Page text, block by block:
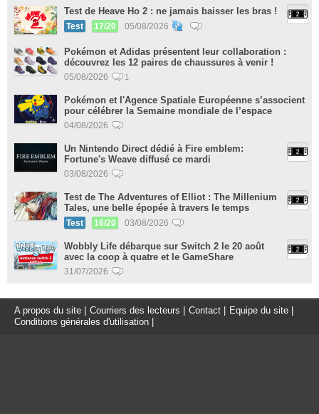
Test de Heave Ho 2 : ne jamais baisser les bras !
Test 17/20 05/08/2026
Pokémon et Adidas présentent leur collaboration :
découvrez les 12 paires de chaussures à venir !
05/08/2026 1
Pokémon et l'Agence Spatiale Européenne s’associent
pour célébrer la Semaine mondiale de l’espace
04/08/2026
Un Nintendo Direct dédié à Fire emblem:
Fortune's Weave diffusé ce mardi
03/08/2026
Test de The Adventures of Elliot : The Millenium
Tales, une belle épopée à travers le temps
Test 16/20 03/08/2026
Wobbly Life débarque sur Switch 2 le 20 août
avec la coop à quatre et le GameShare
31/07/2026
A propos du site Courriers des lecteurs Contact Equipe du site
Conditions générales d'utilisation